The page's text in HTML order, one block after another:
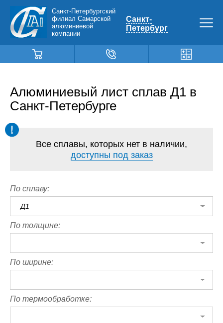
Санкт-Петербургский
филиал Самарской
алюминиевой
компании
Санкт-
Петербург
Алюминиевый лист сплав Д1 в
Санкт-Петербурге
Все сплавы, которых нет в наличии,
доступны под заказ
По сплаву:
Д1
По толщине:
По ширине:
По термообработке: